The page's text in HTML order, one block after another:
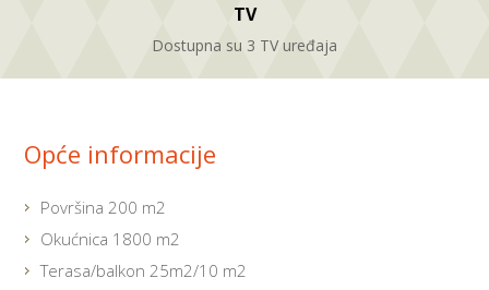
TV
Dostupna su 3 TV uređaja
Opće informacije
Površina 200 m2
Okućnica 1800 m2
Terasa/balkon 25m2/10 m2